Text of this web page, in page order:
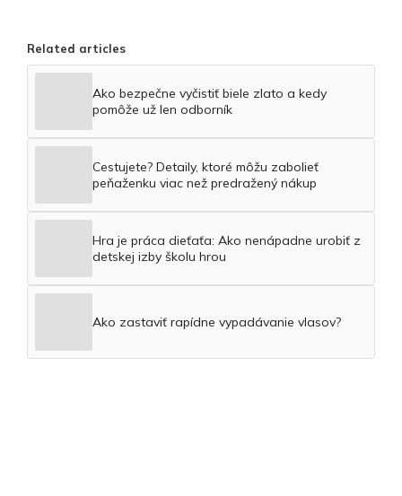
Related articles
Ako bezpečne vyčistiť biele zlato a kedy
pomôže už len odborník
Cestujete? Detaily, ktoré môžu zabolieť
peňaženku viac než predražený nákup
Hra je práca dieťaťa: Ako nenápadne urobiť z
detskej izby školu hrou
Ako zastaviť rapídne vypadávanie vlasov?